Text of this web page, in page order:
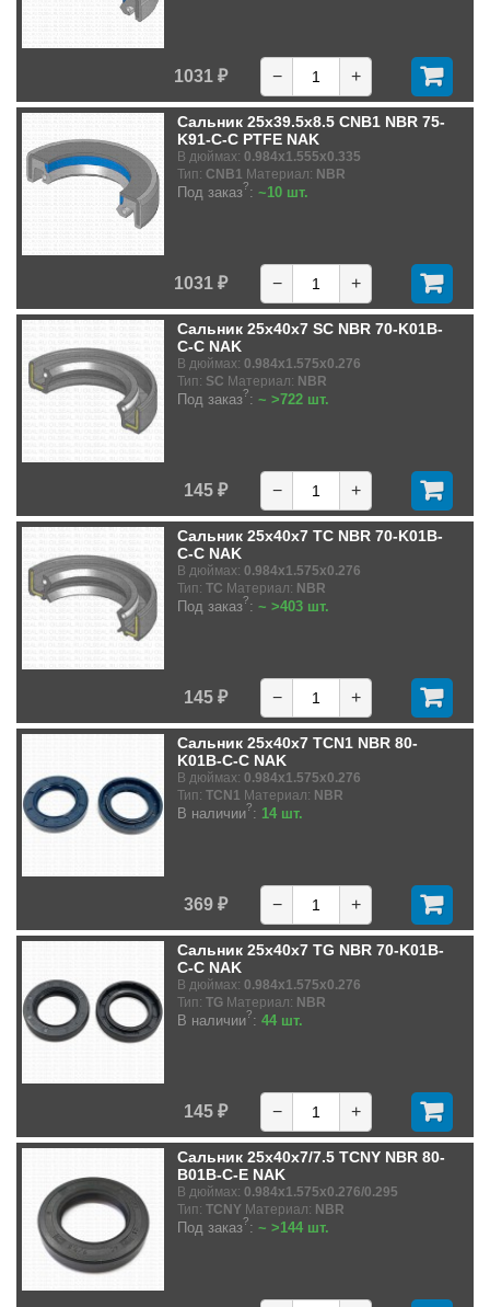
1031 ₽ − +
Сальник 25x39.5x8.5 CNB1 NBR 75-
K91-C-C PTFE NAK
В дюймах: 0.984x1.555x0.335
Тип: CNB1 Материал: NBR
Под заказ?: ~10 шт.
1031 ₽ − +
Сальник 25x40x7 SC NBR 70-K01B-
C-C NAK
В дюймах: 0.984x1.575x0.276
Тип: SC Материал: NBR
Под заказ?: ~ >722 шт.
145 ₽ − +
Сальник 25x40x7 TC NBR 70-K01B-
C-C NAK
В дюймах: 0.984x1.575x0.276
Тип: TC Материал: NBR
Под заказ?: ~ >403 шт.
145 ₽ − +
Сальник 25x40x7 TCN1 NBR 80-
K01B-C-C NAK
В дюймах: 0.984x1.575x0.276
Тип: TCN1 Материал: NBR
В наличии?: 14 шт.
369 ₽ − +
Сальник 25x40x7 TG NBR 70-K01B-
C-C NAK
В дюймах: 0.984x1.575x0.276
Тип: TG Материал: NBR
В наличии?: 44 шт.
145 ₽ − +
Сальник 25x40x7/7.5 TCNY NBR 80-
B01B-C-E NAK
В дюймах: 0.984x1.575x0.276/0.295
Тип: TCNY Материал: NBR
Под заказ?: ~ >144 шт.